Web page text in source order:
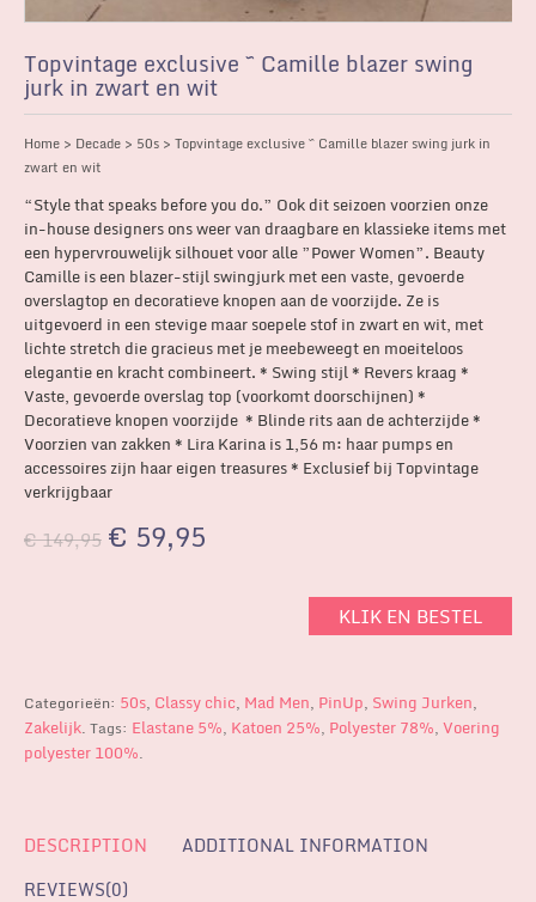
Topvintage exclusive ~ Camille blazer swing
jurk in zwart en wit
Home > Decade > 50s > Topvintage exclusive ~ Camille blazer swing jurk in
zwart en wit
“Style that speaks before you do.” Ook dit seizoen voorzien onze
in-house designers ons weer van draagbare en klassieke items met
een hypervrouwelijk silhouet voor alle ”Power Women”. Beauty
Camille is een blazer-stijl swingjurk met een vaste, gevoerde
overslagtop en decoratieve knopen aan de voorzijde. Ze is
uitgevoerd in een stevige maar soepele stof in zwart en wit, met
lichte stretch die gracieus met je meebeweegt en moeiteloos
elegantie en kracht combineert. * Swing stijl * Revers kraag *
Vaste, gevoerde overslag top (voorkomt doorschijnen) *
Decoratieve knopen voorzijde * Blinde rits aan de achterzijde *
Voorzien van zakken * Lira Karina is 1,56 m: haar pumps en
accessoires zijn haar eigen treasures * Exclusief bij Topvintage
verkrijgbaar
€149,95 € 59,95
KLIK EN BESTEL
Categorieën: 50s, Classy chic, Mad Men, PinUp, Swing Jurken,
Zakelijk. Tags: Elastane 5%, Katoen 25%, Polyester 78%, Voering
polyester 100%.
DESCRIPTION
ADDITIONAL INFORMATION
REVIEWS(0)